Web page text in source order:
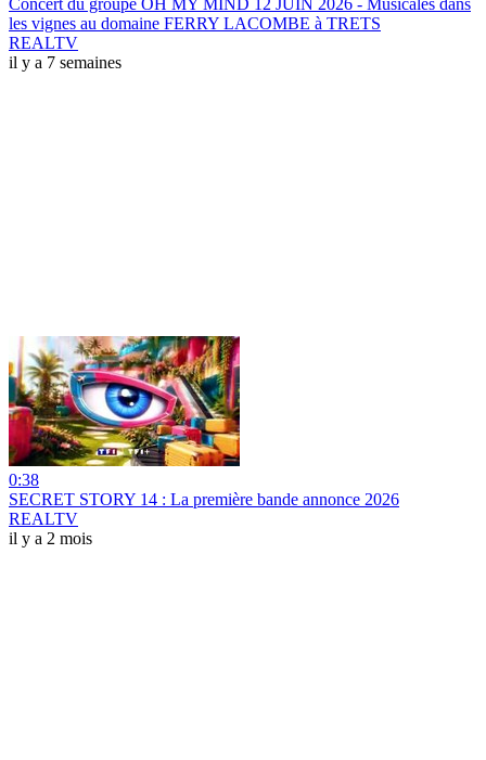
Concert du groupe OH MY MIND 12 JUIN 2026 - Musicales dans
les vignes au domaine FERRY LACOMBE à TRETS
REALTV
il y a 7 semaines
0:38
SECRET STORY 14 : La première bande annonce 2026
REALTV
il y a 2 mois